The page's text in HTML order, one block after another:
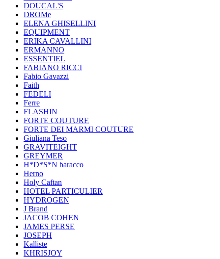
DOUCAL'S
DROMe
ELENA GHISELLINI
EQUIPMENT
ERIKA CAVALLINI
ERMANNO
ESSENTIEL
FABIANO RICCI
Fabio Gavazzi
Faith
FEDELI
Ferre
FLASHIN
FORTE COUTURE
FORTE DEI MARMI COUTURE
Giuliana Teso
GRAVITEIGHT
GREYMER
H*D*S*N baracco
Herno
Holy Caftan
HOTEL PARTICULIER
HYDROGEN
J Brand
JACOB COHEN
JAMES PERSE
JOSEPH
Kalliste
KHRISJOY